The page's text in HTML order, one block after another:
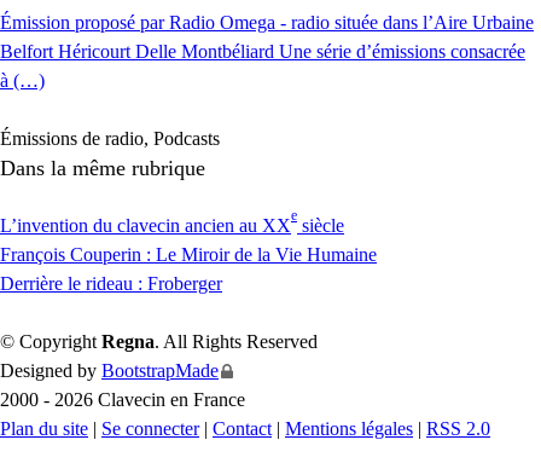
Émission proposé par Radio Omega - radio située dans l’Aire Urbaine
Belfort Héricourt Delle Montbéliard Une série d’émissions consacrée
à (…)
Émissions de radio, Podcasts
Dans la même rubrique
L’invention du clavecin ancien au XX
e
siècle
François Couperin : Le Miroir de la Vie Humaine
Derrière le rideau : Froberger
© Copyright Regna. All Rights Reserved
Designed by BootstrapMade
2000 - 2026 Clavecin en France
Plan du site | Se connecter| Contact | Mentions légales | RSS 2.0